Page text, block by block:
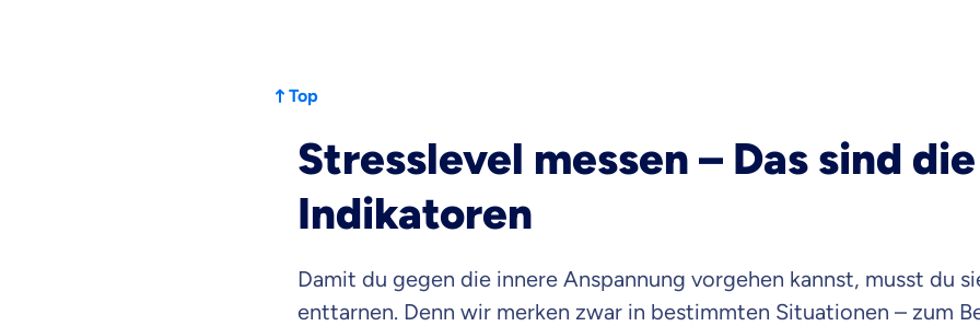
Top
Stresslevel messen – Das sind die
Indikatoren
Damit du gegen die innere Anspannung vorgehen kannst, musst du
enttarnen. Denn wir merken zwar in bestimmten Situationen – zum